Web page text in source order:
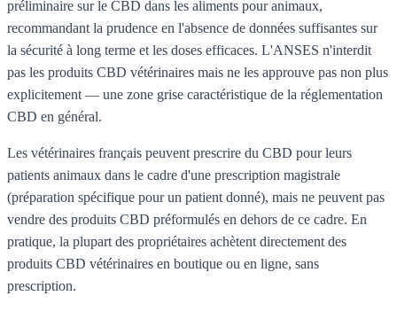
préliminaire sur le CBD dans les aliments pour animaux,
recommandant la prudence en l'absence de données suffisantes sur
la sécurité à long terme et les doses efficaces. L'ANSES n'interdit
pas les produits CBD vétérinaires mais ne les approuve pas non plus
explicitement — une zone grise caractéristique de la réglementation
CBD en général.
Les vétérinaires français peuvent prescrire du CBD pour leurs
patients animaux dans le cadre d'une prescription magistrale
(préparation spécifique pour un patient donné), mais ne peuvent pas
vendre des produits CBD préformulés en dehors de ce cadre. En
pratique, la plupart des propriétaires achètent directement des
produits CBD vétérinaires en boutique ou en ligne, sans
prescription.